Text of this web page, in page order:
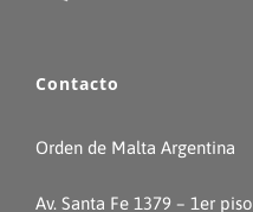
Contacto
Orden de Malta Argentina
Av. Santa Fe 1379 – 1er piso